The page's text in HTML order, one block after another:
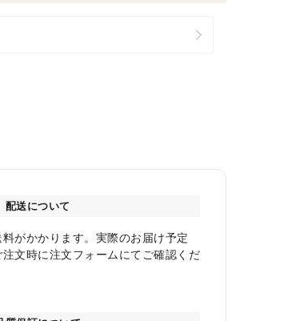
配送について
がかかります。実際のお届け予定
文時に注文フォームにてご確認くだ